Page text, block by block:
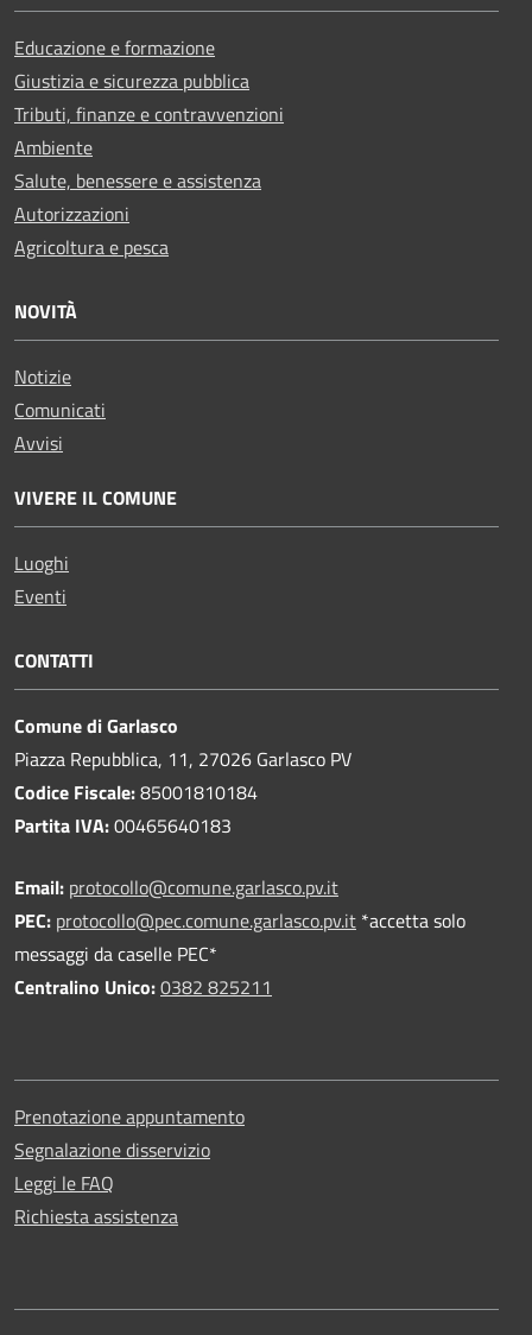
Educazione e formazione
Giustizia e sicurezza pubblica
Tributi, finanze e contravvenzioni
Ambiente
Salute, benessere e assistenza
Autorizzazioni
Agricoltura e pesca
NOVITÀ
Notizie
Comunicati
Avvisi
VIVERE IL COMUNE
Luoghi
Eventi
CONTATTI
Comune di Garlasco
Piazza Repubblica, 11, 27026 Garlasco PV
Codice Fiscale:85001810184
Partita IVA:00465640183
Email: protocollo@comune.garlasco.pv.it
PEC: protocollo@pec.comune.garlasco.pv.it *accetta solo
messaggi da caselle PEC*
Centralino Unico:0382 825211
Prenotazione appuntamento
Segnalazione disservizio
Leggi le FAQ
Richiesta assistenza